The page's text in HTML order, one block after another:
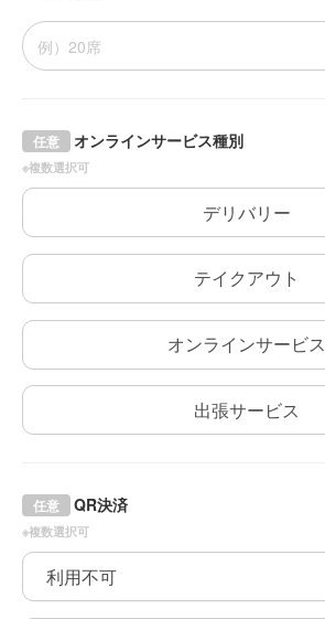
オンラインサービス種別
任意
※複数選択可
デリバリー
テイクアウト
オンラインサービス
出張サービス
QR決済
任意
※複数選択可
利用不可